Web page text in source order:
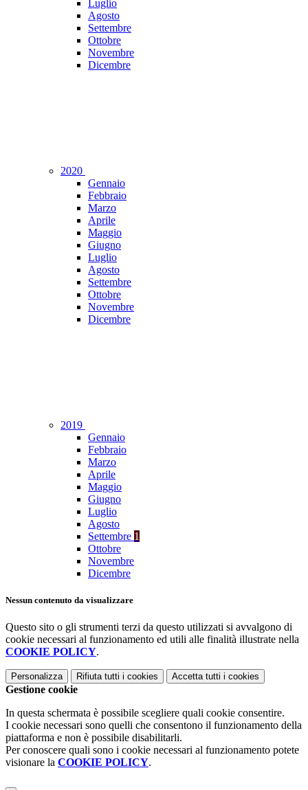
Luglio
Agosto
Settembre
Ottobre
Novembre
Dicembre
2020
Gennaio
Febbraio
Marzo
Aprile
Maggio
Giugno
Luglio
Agosto
Settembre
Ottobre
Novembre
Dicembre
2019
Gennaio
Febbraio
Marzo
Aprile
Maggio
Giugno
Luglio
Agosto
Settembre 1
Ottobre
Novembre
Dicembre
Nessun contenuto da visualizzare
Questo sito o gli strumenti terzi da questo utilizzati si avvalgono di
cookie necessari al funzionamento ed utili alle finalità illustrate nella
COOKIE POLICY.
Personalizza Rifiuta tutti i cookies Accetta tutti i cookies
Gestione cookie
In questa schermata è possibile scegliere quali cookie consentire.
I cookie necessari sono quelli che consentono il funzionamento della
piattaforma e non è possibile disabilitarli.
Per conoscere quali sono i cookie necessari al funzionamento potete
visionare la COOKIE POLICY.